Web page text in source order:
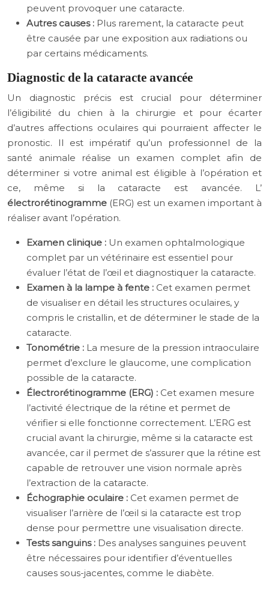
peuvent provoquer une cataracte.
Autres causes : Plus rarement, la cataracte peut
être causée par une exposition aux radiations ou
par certains médicaments.
Diagnostic de la cataracte avancée
Un diagnostic précis est crucial pour déterminer
l’éligibilité du chien à la chirurgie et pour écarter
d’autres affections oculaires qui pourraient affecter le
pronostic. Il est impératif qu’un professionnel de la
santé animale réalise un examen complet afin de
déterminer si votre animal est éligible à l’opération et
ce, même si la cataracte est avancée. L’
électrorétinogramme (ERG) est un examen important à
réaliser avant l’opération.
Examen clinique : Un examen ophtalmologique
complet par un vétérinaire est essentiel pour
évaluer l’état de l’œil et diagnostiquer la cataracte.
Examen à la lampe à fente : Cet examen permet
de visualiser en détail les structures oculaires, y
compris le cristallin, et de déterminer le stade de la
cataracte.
Tonométrie : La mesure de la pression intraoculaire
permet d’exclure le glaucome, une complication
possible de la cataracte.
Électrorétinogramme (ERG) : Cet examen mesure
l’activité électrique de la rétine et permet de
vérifier si elle fonctionne correctement. L’ERG est
crucial avant la chirurgie, même si la cataracte est
avancée, car il permet de s’assurer que la rétine est
capable de retrouver une vision normale après
l’extraction de la cataracte.
Échographie oculaire : Cet examen permet de
visualiser l’arrière de l’œil si la cataracte est trop
dense pour permettre une visualisation directe.
Tests sanguins : Des analyses sanguines peuvent
être nécessaires pour identifier d’éventuelles
causes sous-jacentes, comme le diabète.